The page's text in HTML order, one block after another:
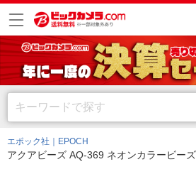
エポック社｜EPOCH
アクアビーズ AQ-369 ネオンカラービー